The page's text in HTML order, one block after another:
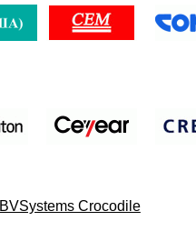
Crocodile